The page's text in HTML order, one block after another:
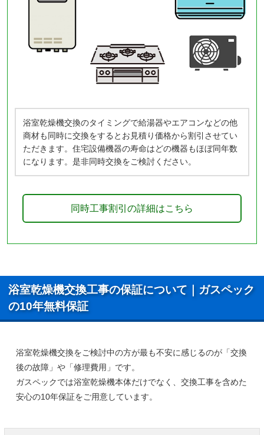
浴室乾燥機交換のタイミングで給湯器やエアコンなどの他
商材も同時に交換をするとお見積り価格から割引させてい
ただきます。住宅設備機器の寿命はどの機器もほぼ同年数
になります。是非同時交換をご検討ください。
同時工事割引の詳細はこちら
浴室乾燥機交換工事の保証について｜ガスペック
の10年無料保証
浴室乾燥機交換をご検討中の方が最も不安に感じるのが「交換
後の故障」や「修理費用」です。
ガスペックでは浴室乾燥機本体だけでなく、交換工事を含めた
安心の10年保証をご用意しています。